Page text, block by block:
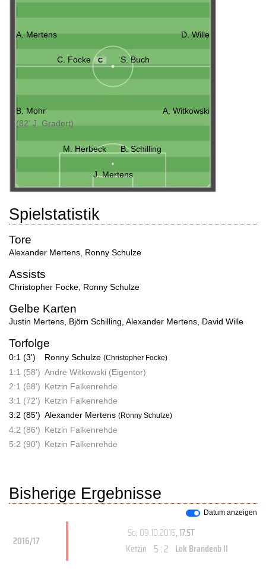
A. Mertens D. Wille
C. Focke C S. Buch
B. Mohr
(82' J. Gradert)
A. Witkowski
M. Herbeck B. Schilling
J. Mertens
Spielstatistik
Tore
Alexander Mertens Ronny Schulze
Assists
Christopher Focke Ronny Schulze
Gelbe Karten
Justin Mertens Björn Schilling Alexander Mertens David Wille
Torfolge
0:1 (3') Ronny Schulze (Christopher Focke)
1:1 (58') Andre Witkowski (Eigentor)
2:1 (68') Ketzin Falkenrehde
3:1 (72') Ketzin Falkenrehde
3:2 (85') Alexander Mertens (Ronny Schulze)
4:2 (86') Ketzin Falkenrehde
5:2 (90') Ketzin Falkenrehde
Bisherige Ergebnisse
Datum anzeigen
2016/17
So, 09.10.2016, 17.ST
Ketzin 5 : 2 Lok Brandenb II